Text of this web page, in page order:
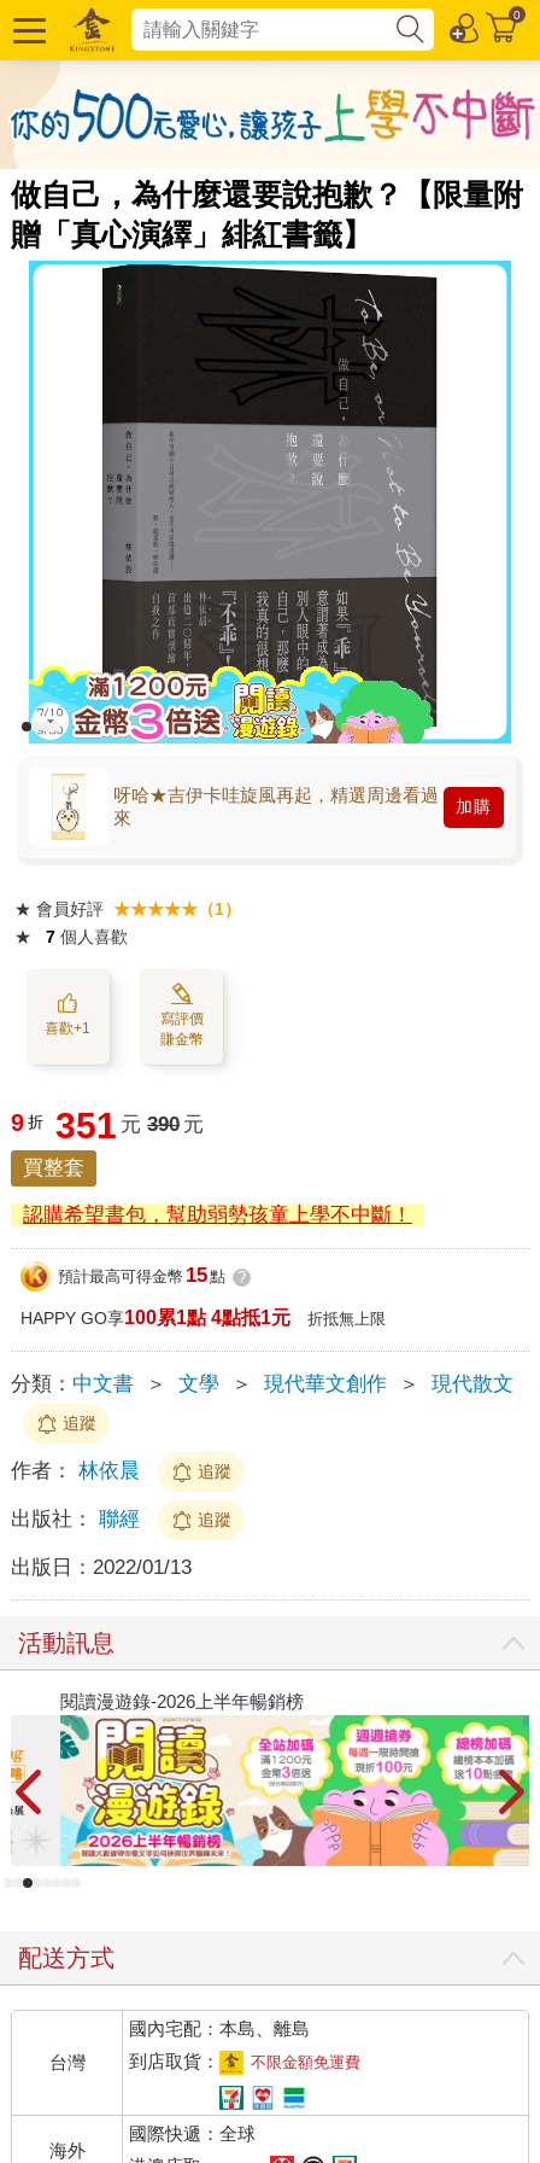
0
做自己，為什麼還要說抱歉？【限量附
贈「真心演繹」緋紅書籤】
呀哈★吉伊卡哇旋風再起，精選周邊看過
來
加購
★ 會員好評 ★★★★★（1）
★
7 個人喜歡
喜歡+1
寫評價
賺金幣
9 折 351 元 390 元
買整套
認購希望書包，幫助弱勢孩童上學不中斷！
預計最高可得金幣 15點 ?
HAPPY GO享100累1點 4點抵1元 折抵無上限
分類： 中文書 ＞ 文學 ＞ 現代華文創作 ＞ 現代散文
追蹤
作者： 林依晨 追蹤
出版社： 聯經 追蹤
出版日： 2022/01/13
活動訊息
閱讀漫遊錄-2026上半年暢銷榜
配送方式
台灣
國內宅配：本島、離島
到店取貨：
不限金額免運費
海外
國際快遞：全球